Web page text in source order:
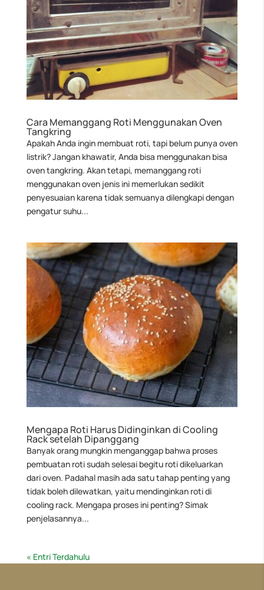
Cara Memanggang Roti Menggunakan Oven
Tangkring
Apakah Anda ingin membuat roti, tapi belum punya oven
listrik? Jangan khawatir, Anda bisa menggunakan bisa
oven tangkring. Akan tetapi, memanggang roti
menggunakan oven jenis ini memerlukan sedikit
penyesuaian karena tidak semuanya dilengkapi dengan
pengatur suhu...
Mengapa Roti Harus Didinginkan di Cooling
Rack setelah Dipanggang
Banyak orang mungkin menganggap bahwa proses
pembuatan roti sudah selesai begitu roti dikeluarkan
dari oven. Padahal masih ada satu tahap penting yang
tidak boleh dilewatkan, yaitu mendinginkan roti di
cooling rack. Mengapa proses ini penting? Simak
penjelasannya...
« Entri Terdahulu